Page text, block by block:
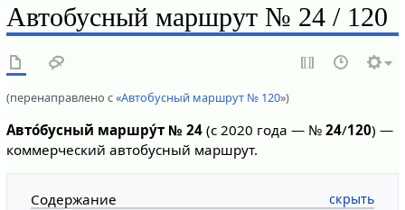
Автобусный маршрут № 24 / 120
(перенаправлено с «Автобусный маршрут № 120»)
Авто́бусный маршру́т № 24(с 2020 года — № 24/120) —
коммерческий автобусный маршрут.
Содержание